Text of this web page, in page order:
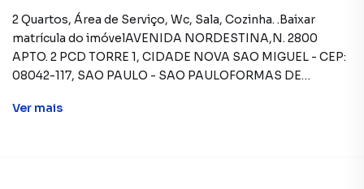
2 Quartos, Área de Serviço, Wc, Sala, Cozinha. .Baixar
matrícula do imóvelAVENIDA NORDESTINA,N. 2800
APTO. 2 PCD TORRE 1, CIDADE NOVA SAO MIGUEL - CEP:
08042-117, SAO PAULO - SAO PAULOFORMAS DE
utilização de FGTS. Consulte condições e
Ver mais